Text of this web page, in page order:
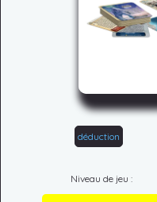
déduction
Niveau de jeu :